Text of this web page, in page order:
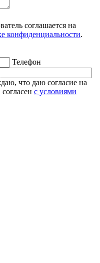
соглашается на
конфиденциальности.
Телефон
что даю согласие на
с условиями